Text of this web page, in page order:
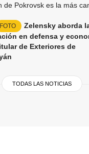
de Pokrovsk es la más
FOTO
Zelensky aborda
en defensa y
de Exteriores de
TODAS LAS NOTICIAS